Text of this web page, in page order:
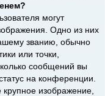
могут
Одно из них
званию, обычно
или точки,
сообщений вы
на конференции.
изображение,